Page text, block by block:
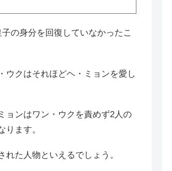
の身分を回復していなかったこ
ウクはそれほどヘ・ミョンを愛し
ョンはワン・ウクを責めず2人の
ます。
た人物といえるでしょう。